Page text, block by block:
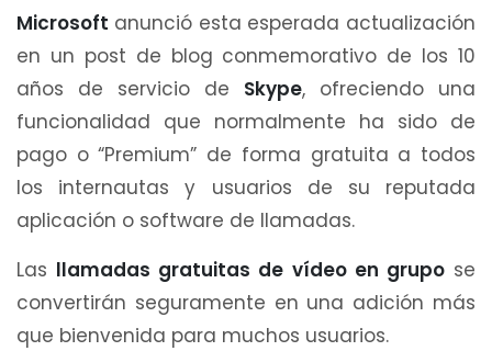
Microsoft anunció esta esperada actualización
en un post de blog conmemorativo de los 10
años de servicio de Skype, ofreciendo una
funcionalidad que normalmente ha sido de
pago o “Premium” de forma gratuita a todos
los internautas y usuarios de su reputada
aplicación o software de llamadas.
Las llamadas gratuitas de vídeo en grupose
convertirán seguramente en una adición más
que bienvenida para muchos usuarios.